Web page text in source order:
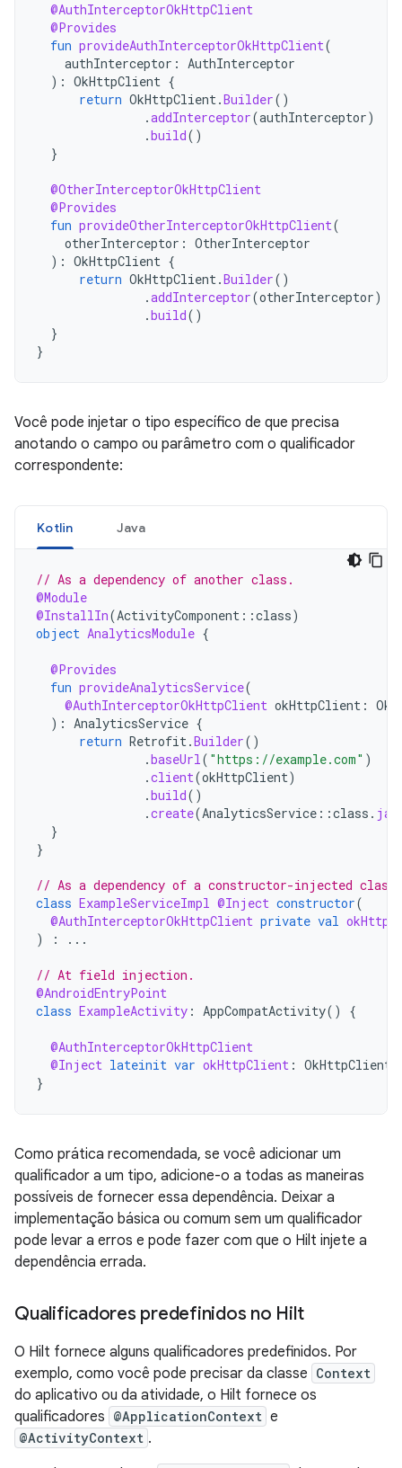
@AuthInterceptorOkHttpClient
@Provides
fun provideAuthInterceptorOkHttpClient(
authInterceptor : AuthInterceptor
): OkHttpClient {
return OkHttpClient.Builder()
.addInterceptor(authInterceptor)
.build()
}
@OtherInterceptorOkHttpClient
@Provides
fun provideOtherInterceptorOkHttpClient(
otherInterceptor : OtherInterceptor
): OkHttpClient {
return OkHttpClient.Builder()
.addInterceptor(otherInterceptor)
.build()
}
}
Você pode injetar o tipo específico de que precisa
anotando o campo ou parâmetro com o qualificador
correspondente:
Kotlin Java
// As a dependency of another class.
@Module
@InstallIn(ActivityComponent ::class)
object AnalyticsModule {
@Provides
fun provideAnalyticsService(
@AuthInterceptorOkHttpClient okHttpClient :
): AnalyticsService {
return Retrofit.Builder()
.baseUrl( "https://example.com" )
.client(okHttpClient)
.build()
.create(AnalyticsService ::class .
}
}
// As a dependency of a constructor-injected class.
class ExampleServiceImpl @Inject constructor(
@AuthInterceptorOkHttpClient private val
)
: ...
// At field injection.
@AndroidEntryPoint
class ExampleActivity : AppCompatActivity() {
@AuthInterceptorOkHttpClient
@Inject lateinit var okHttpClient : OkHttpClient
}
Como prática recomendada, se você adicionar um
qualificador a um tipo, adicione-o a todas as maneiras
possíveis de fornecer essa dependência. Deixar a
implementação básica ou comum sem um qualificador
pode levar a erros e pode fazer com que o Hilt injete a
dependência errada.
Qualificadores predefinidos no Hilt
O Hilt fornece alguns qualificadores predefinidos. Por
exemplo, como você pode precisar da classe Context
do aplicativo ou da atividade, o Hilt fornece os
qualificadores @ApplicationContext e
@ActivityContext .